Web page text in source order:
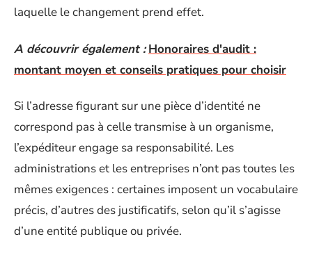
laquelle le changement prend effet.
A découvrir également : Honoraires d'audit :
montant moyen et conseils pratiques pour choisir
Si l’adresse figurant sur une pièce d’identité ne
correspond pas à celle transmise à un organisme,
l’expéditeur engage sa responsabilité. Les
administrations et les entreprises n’ont pas toutes les
mêmes exigences : certaines imposent un vocabulaire
précis, d’autres des justificatifs, selon qu’il s’agisse
d’une entité publique ou privée.